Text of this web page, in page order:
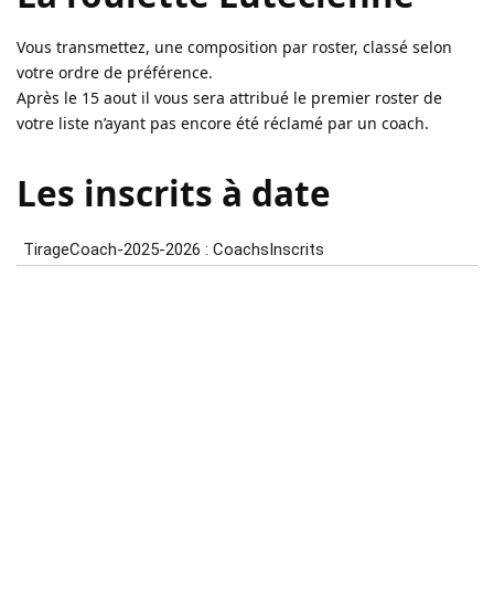
Vous transmettez, une composition par roster, classé selon
votre ordre de préférence.
Après le 15 aout il vous sera attribué le premier roster de
votre liste n’ayant pas encore été réclamé par un coach.
Les inscrits à date